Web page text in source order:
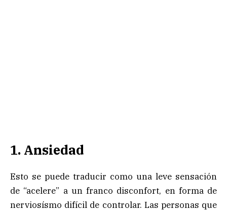
1. Ansiedad
Esto se puede traducir como una leve sensación
de “acelere” a un franco disconfort, en forma de
nerviosísmo difícil de controlar. Las personas que